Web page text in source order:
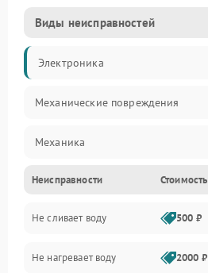
Виды неисправностей
Электроника
Механические повреждения
Механика
Управление
Электропитание
Датчики
Неисправности Стоимость
Не сливает воду 500 ₽
Не нагревает воду 2000 ₽